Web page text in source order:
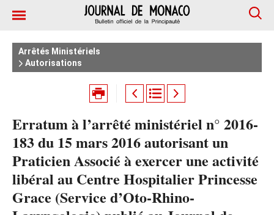
Arrêtés Ministériels
Autorisations
Erratum à l’arrêté ministériel n° 2016-
183 du 15 mars 2016 autorisant un
Praticien Associé à exercer une activité
libéral au Centre Hospitalier Princesse
Grace (Service d’Oto-Rhino-